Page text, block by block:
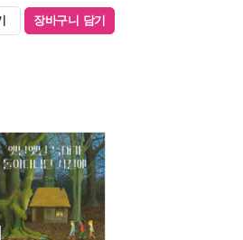
장바구니 담기